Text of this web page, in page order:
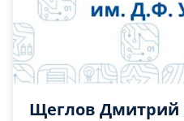
Щеглов Дмитрий